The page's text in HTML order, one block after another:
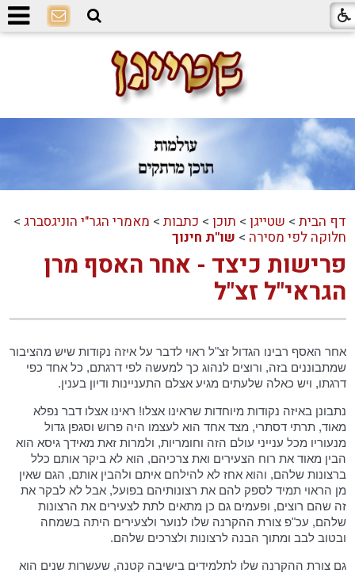
דף הבית > שטייגן > תוכן > כתבות > מאמרי הגר"י הוניגסברג >
חלוקה לפי מסירה > שו"ת חינוך
פרישות כיצד - אחר האסף מרן
הגראי"ל זצ"ל
אחר האסף רבינו הגדול זצ"ל ראוי לדבר על איזה נקודות שיש מהציבור
שמתבוננים בזה, ורוצים לנהוג כך למעשה לפי דרגתם, כל אחד כפי
דרגתו, ויש כאלה שלעתים מגיע אצלם התעניינות ודיון בענין.
נתבונן באיזה נקודות מיוחדות שראינו אצלו! ראינו אצלו דבר נפלא
מאוד, תרתי דסתרי, מצד אחד הוא לעצמו היה פרוש וסגפן גדול
מנעוריו מכל ענייני עולם הזה וחומריות, ולמרות זאת מאידך גיסא הוא
הבין מאוד את רוח הצעירים ואת צרכיהם, הוא לא ביקר אותם כלל
ברצונות שלהם, והוא אחז לא להילחם איתם ולהבין אותם, הגם שאין
מן הראוי תמיד לספק להם את רצונותיהם בפועל, אבל לא לבקר את
זה שהם רוצים, ופעמים גם כן מתאים לתת לצעירים את הרצונות
שלהם, עכ"פ צורת ההקרנה שלו לנוער ולצעירים היתה בשמחה
ובטוב לבב ומתוך הבנה לרצונות ולצרכים שלהם.
גם צורת ההקרנה שלו לתלמידים בישיבה קטנה, שעשרות שנים הוא